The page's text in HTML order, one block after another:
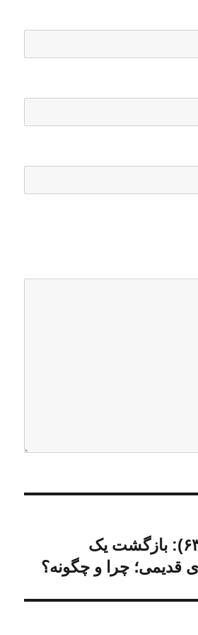
مقاله‌ی هفته (۶۳): بازگشت یک
قدیمی؛ چرا و چگونه؟